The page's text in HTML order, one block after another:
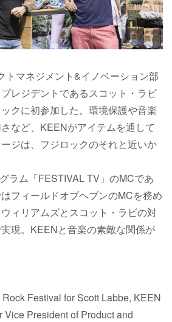
トマネジメント&イノベーション部
レジデントであるスコット・ラビ
クに初参加した。環境保護や音楽
など、KEENがアイテムを通して
ジは、フジロックのそれと近いか
ラム「FESTIVAL TV」のMCであ
フィールドオブヘブンのMCを務め
ィリアムズとスコット・ラビの対
現。KEENと音楽の素敵な関係が
Festival for Scott Labbe, KEEN
Vice President of Product and